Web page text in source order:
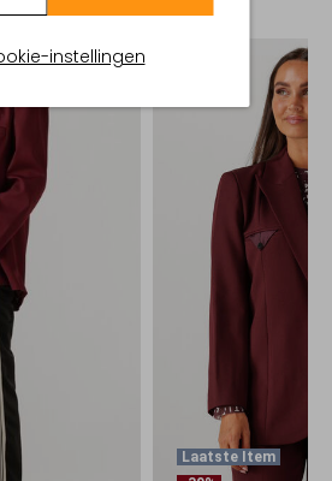
instellingen
Laatste Item